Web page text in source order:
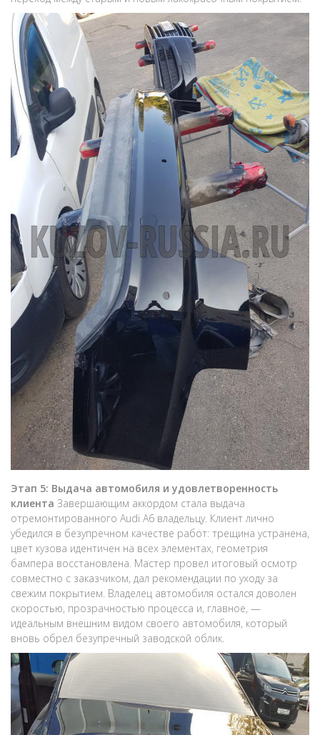
Этап 5: Выдача автомобиля и удовлетворенность
клиента Завершающим аккордом стала выдача
отремонтированного Audi A6 владельцу. Клиент лично
убедился в безупречном качестве работ: трещина устранена,
цвет кузова идентичен на всех элементах, геометрия
бампера восстановлена. Мастер провел итоговый осмотр
совместно с заказчиком, дал рекомендации по уходу за
свежим покрытием. Владелец автомобиля остался доволен
скоростью, прозрачностью процесса и, главное, —
идеальным внешним видом своего автомобиля, который
вновь обрел безупречный заводской облик.